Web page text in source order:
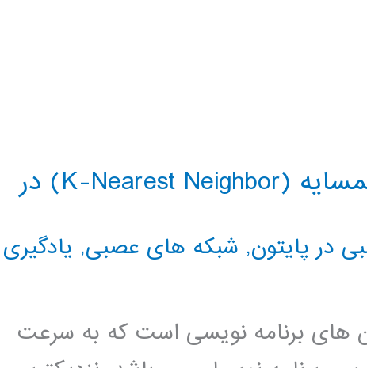
دسته بندی کننده نزدیکترین همسایه (K-Nearest Neighbor) در
در پایتون, شبکه های عصبی, یادگیری
های برنامه نویسی است که به سرعت